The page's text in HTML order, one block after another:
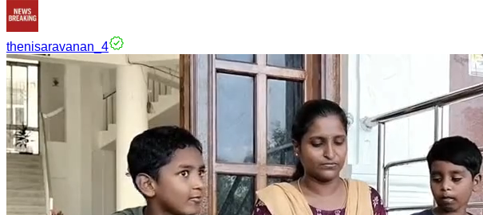
thenisaravanan_4